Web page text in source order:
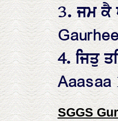
3. ਜਮ ਕੈ
4. ਜਿਤੁ
SGGS